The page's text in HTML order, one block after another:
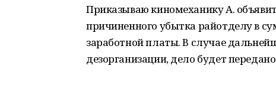
Приказываю киномеханику А.
причиненного убытка райотделу в
заработной платы. В случае
дезорганизации, дело будет передано